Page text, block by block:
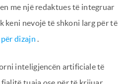
me një redaktues të integruar
keni nevojë të shkoni larg për të
dizajn .
inteligjencën artificiale të